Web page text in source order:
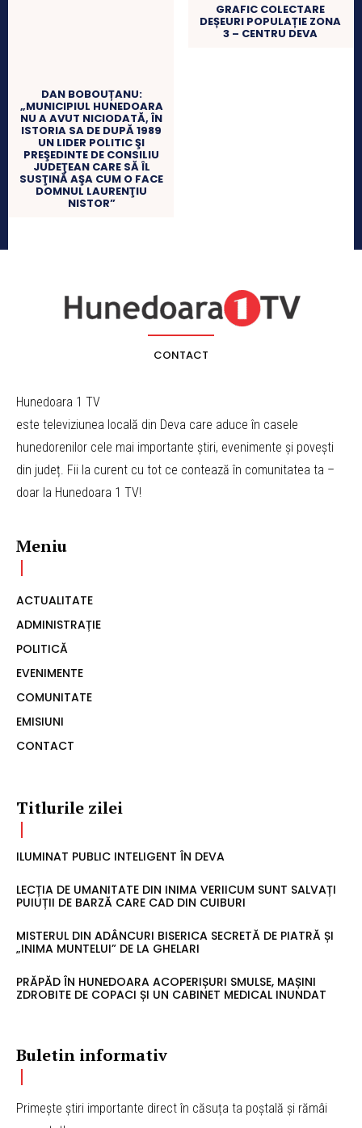
DAN BOBOUȚANU:
„MUNICIPIUL HUNEDOARA
NU A AVUT NICIODATĂ, ÎN
ISTORIA SA DE DUPĂ 1989
UN LIDER POLITIC ŞI
PREŞEDINTE DE CONSILIU
JUDEŢEAN CARE SĂ ÎL
SUSŢINĂ AŞA CUM O FACE
DOMNUL LAURENŢIU
NISTOR”
GRAFIC COLECTARE
DEȘEURI POPULAȚIE ZONA
3 – CENTRU DEVA
CONTACT
Hunedoara 1 TV
este televiziunea locală din Deva care aduce în casele
hunedorenilor cele mai importante știri, evenimente și povești
din județ. Fii la curent cu tot ce contează în comunitatea ta –
doar la Hunedoara 1 TV!
Meniu
ACTUALITATE
ADMINISTRAȚIE
POLITICĂ
EVENIMENTE
COMUNITATE
EMISIUNI
CONTACT
Titlurile zilei
ILUMINAT PUBLIC INTELIGENT ÎN DEVA
LECȚIA DE UMANITATE DIN INIMA VERIICUM SUNT SALVAȚI
PUIUȚII DE BARZĂ CARE CAD DIN CUIBURI
MISTERUL DIN ADÂNCURI BISERICA SECRETĂ DE PIATRĂ ȘI
„INIMA MUNTELUI” DE LA GHELARI
PRĂPĂD ÎN HUNEDOARA ACOPERIȘURI SMULSE, MAȘINI
ZDROBITE DE COPACI ȘI UN CABINET MEDICAL INUNDAT
Buletin informativ
Primește știri importante direct în căsuța ta poștală și rămâi